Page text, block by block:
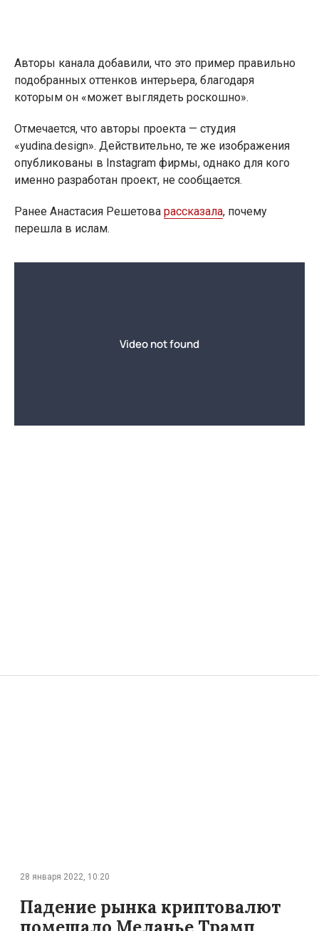
Авторы канала добавили, что это пример правильно
подобранных оттенков интерьера, благодаря
которым он «может выглядеть роскошно».
Отмечается, что авторы проекта — студия
«yudina.design». Действительно, те же изображения
опубликованы в Instagram фирмы, однако для кого
именно разработан проект, не сообщается.
Ранее Анастасия Решетова рассказала, почему
перешла в ислам.